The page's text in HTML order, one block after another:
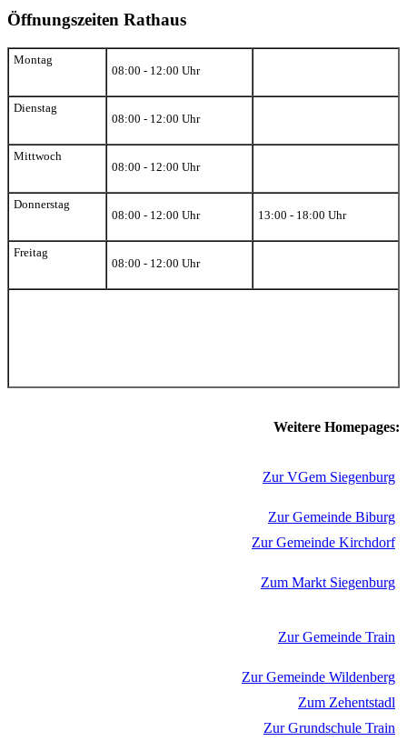
Öffnungszeiten Rathaus
Montag
08:00 - 12:00 Uhr
Dienstag
08:00 - 12:00 Uhr
Mittwoch
08:00 - 12:00 Uhr
Donnerstag
08:00 - 12:00 Uhr
13:00 - 18:00 Uhr
Freitag
08:00 - 12:00 Uhr
Weitere Homepages:
Zur VGem Siegenburg
Zur Gemeinde Biburg
Zur Gemeinde Kirchdorf
Zum Markt Siegenburg
Zur Gemeinde Train
Zur Gemeinde Wildenberg
Zum Zehentstadl
Zur Grundschule Train